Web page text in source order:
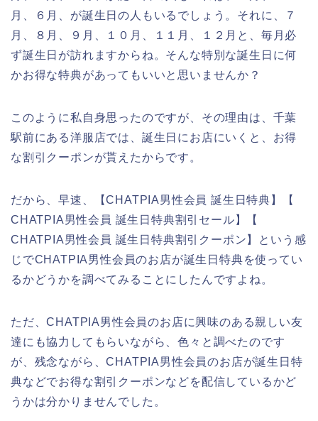
月、６月、が誕生日の人もいるでしょう。それに、７
月、８月、９月、１０月、１１月、１２月と、毎月必
ず誕生日が訪れますからね。そんな特別な誕生日に何
かお得な特典があってもいいと思いませんか？
このように私自身思ったのですが、その理由は、千葉
駅前にある洋服店では、誕生日にお店にいくと、お得
な割引クーポンが貰えたからです。
だから、早速、【CHATPIA男性会員 誕生日特典】【
CHATPIA男性会員 誕生日特典割引セール】【
CHATPIA男性会員 誕生日特典割引クーポン】という感
じでCHATPIA男性会員のお店が誕生日特典を使ってい
るかどうかを調べてみることにしたんですよね。
ただ、CHATPIA男性会員のお店に興味のある親しい友
達にも協力してもらいながら、色々と調べたのです
が、残念ながら、CHATPIA男性会員のお店が誕生日特
典などでお得な割引クーポンなどを配信しているかど
うかは分かりませんでした。